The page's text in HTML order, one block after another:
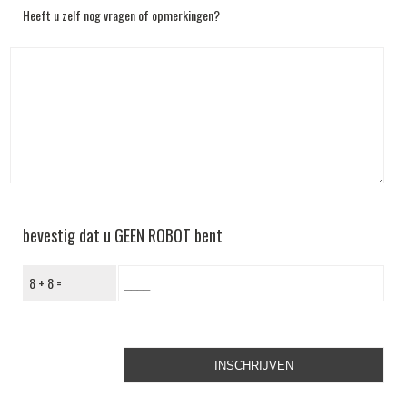
Heeft u zelf nog vragen of opmerkingen?
bevestig dat u GEEN ROBOT bent
8 + 8 =